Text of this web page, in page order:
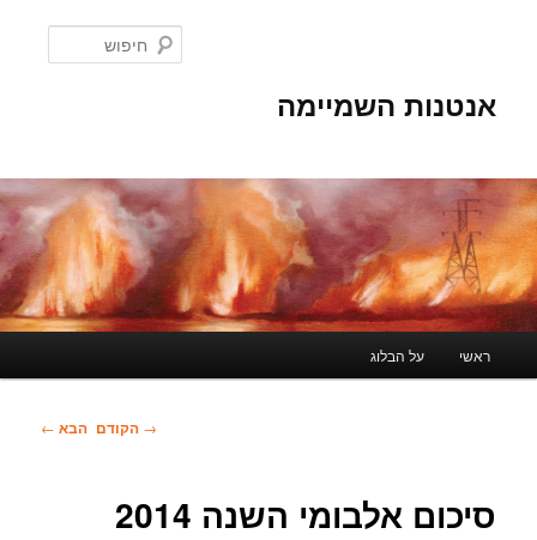
אנטנות השמיימה
ראשי על הבלוג
ניווט
→ הקודם הבא ←
סיכום אלבומי השנה 2014